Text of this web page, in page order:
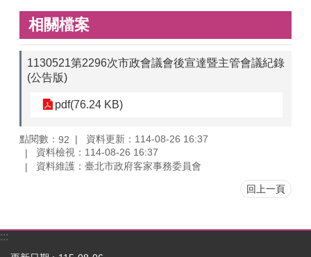
相關檔案
1130521第2296次市政會議會後宣達暨主管會議紀錄
(公告版)
pdf(76.24 KB)
點閱數： 92
資料更新：114-08-26 16:37
資料檢視：114-08-26 16:37
資料維護：臺北市政府客家事務委員會
回上一頁
:::